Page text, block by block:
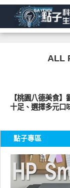
ALL
【桃園八德美食
十足、選擇多元口
點子專區